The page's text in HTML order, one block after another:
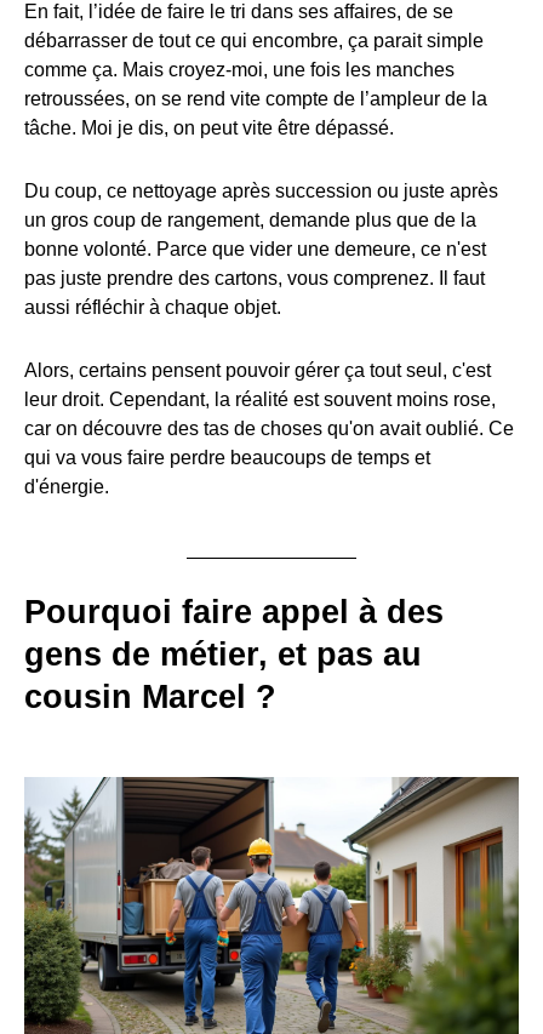
En fait, l’idée de faire le tri dans ses affaires, de se
débarrasser de tout ce qui encombre, ça parait simple
comme ça. Mais croyez-moi, une fois les manches
retroussées, on se rend vite compte de l’ampleur de la
tâche. Moi je dis, on peut vite être dépassé.
Du coup, ce nettoyage après succession ou juste après
un gros coup de rangement, demande plus que de la
bonne volonté. Parce que vider une demeure, ce n'est
pas juste prendre des cartons, vous comprenez. Il faut
aussi réfléchir à chaque objet.
Alors, certains pensent pouvoir gérer ça tout seul, c'est
leur droit. Cependant, la réalité est souvent moins rose,
car on découvre des tas de choses qu'on avait oublié. Ce
qui va vous faire perdre beaucoups de temps et
d'énergie.
Pourquoi faire appel à des
gens de métier, et pas au
cousin Marcel ?